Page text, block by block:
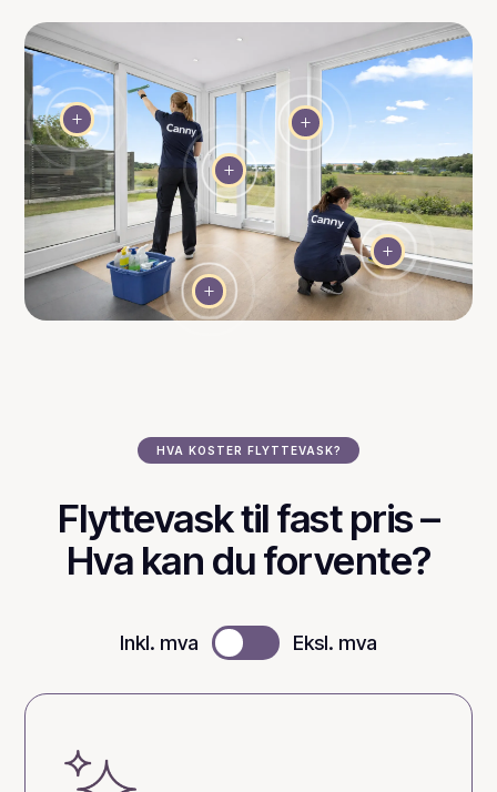
L
L
L
L
L
HVA KOSTER FLYTTEVASK?
Flyttevask til fast pris –
Hva kan du forvente?
Inkl. mva Eksl. mva